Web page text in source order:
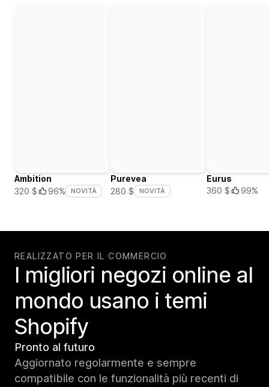
Ambition
320 $
96% NOVITÀ
Purevea
280 $
NOVITÀ
Eurus
360 $
99%
REALIZZATO PER IL COMMERCIO
I migliori negozi online al
mondo usano i temi
Shopify
Pronto al futuro
Aggiornato regolarmente e sempre
compatibile con le funzionalità più recenti di